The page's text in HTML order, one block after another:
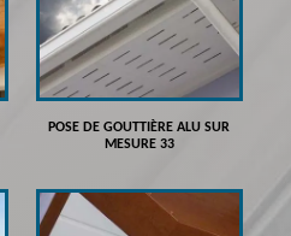
POSE DE GOUTTIÈRE ALU SUR
MESURE 33